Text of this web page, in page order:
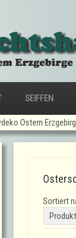
SEIFFEN
Ostern
Sortiert